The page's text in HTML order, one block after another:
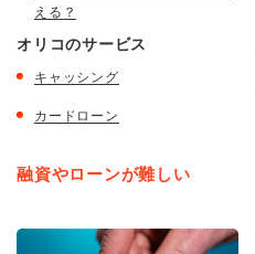
える？
オリコのサービス
キャッシング
カードローン
融資やローンが難しい